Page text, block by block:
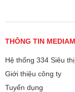
THÔNG TIN
Hệ thống 334 Siêu thị
Giới thiệu công ty
Tuyển dụng